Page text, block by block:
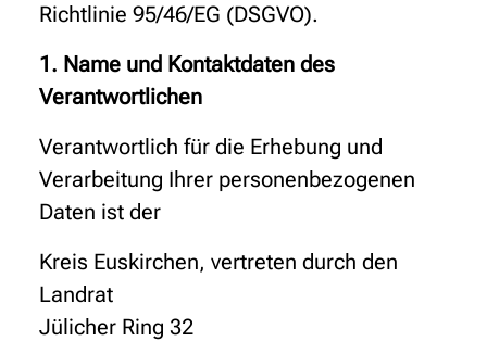
Richtlinie 95/46/EG (DSGVO).
1. Name und Kontaktdaten des
Verantwortlichen
Verantwortlich für die Erhebung und
Verarbeitung Ihrer personenbezogenen
Daten ist der
Kreis Euskirchen, vertreten durch den
Landrat
Jülicher Ring 32